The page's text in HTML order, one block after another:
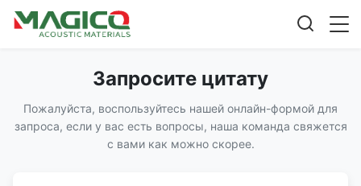
Запросите цитату
Пожалуйста, воспользуйтесь нашей онлайн-формой для
запроса, если у вас есть вопросы, наша команда свяжется
с вами как можно скорее.